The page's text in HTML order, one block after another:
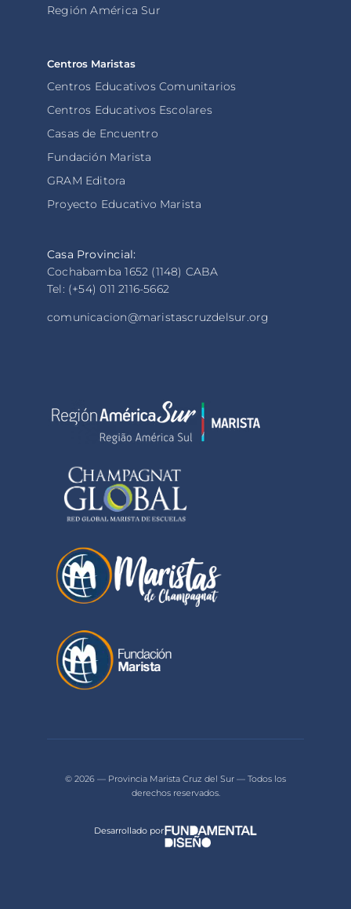
Región América Sur
Centros Maristas
Centros Educativos Comunitarios
Centros Educativos Escolares
Casas de Encuentro
Fundación Marista
GRAM Editora
Proyecto Educativo Marista
Casa Provincial:
Cochabamba 1652 (1148) CABA
Tel: (+54) 011 2116-5662
comunicacion@maristascruzdelsur.org
© 2026 — Provincia Marista Cruz del Sur — Todos los
derechos reservados.
Desarrollado por